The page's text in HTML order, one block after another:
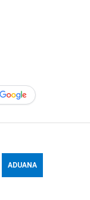
ADUANA